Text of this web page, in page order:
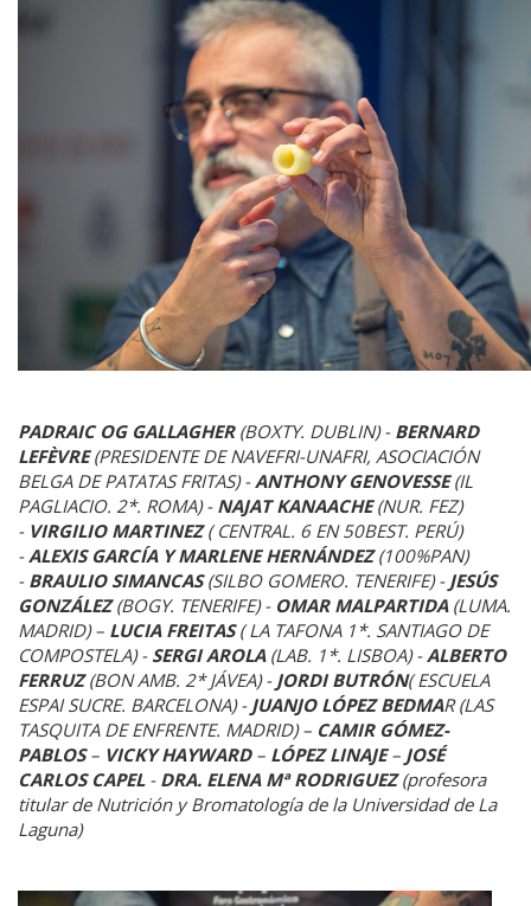
PADRAIC OG GALLAGHER (BOXTY. DUBLIN) - BERNARD
LEFÈVRE(PRESIDENTE DE NAVEFRI-UNAFRI, ASOCIACIÓN
BELGA DE PATATAS FRITAS) -ANTHONY GENOVESSE(IL
PAGLIACIO. 2*. ROMA) - NAJAT KANAACHE(NUR. FEZ)
- VIRGILIO MARTINEZ( CENTRAL. 6 EN 50BEST. PERÚ)
-ALEXIS GARCÍA Y MARLENE HERNÁNDEZ(100%PAN)
- BRAULIO SIMANCAS(SILBO GOMERO. TENERIFE) - JESÚS
GONZÁLEZ(BOGY. TENERIFE) - OMAR MALPARTIDA(LUMA.
MADRID) – LUCIA FREITAS( LA TAFONA 1*. SANTIAGO DE
COMPOSTELA) - SERGI AROLA(LAB. 1*. LISBOA) -ALBERTO
FERRUZ(BON AMB. 2* JÁVEA) - JORDI BUTRÓN( ESCUELA
ESPAI SUCRE. BARCELONA) - JUANJO LÓPEZ BEDMAR (LAS
TASQUITA DE ENFRENTE. MADRID) – CAMIR GÓMEZ-
PABLOS– VICKY HAYWARD– LÓPEZ LINAJE– JOSÉ
CARLOS CAPEL - DRA. ELENA Mª RODRIGUEZ(profesora
titular de Nutrición y Bromatología de la Universidad de La
Laguna)